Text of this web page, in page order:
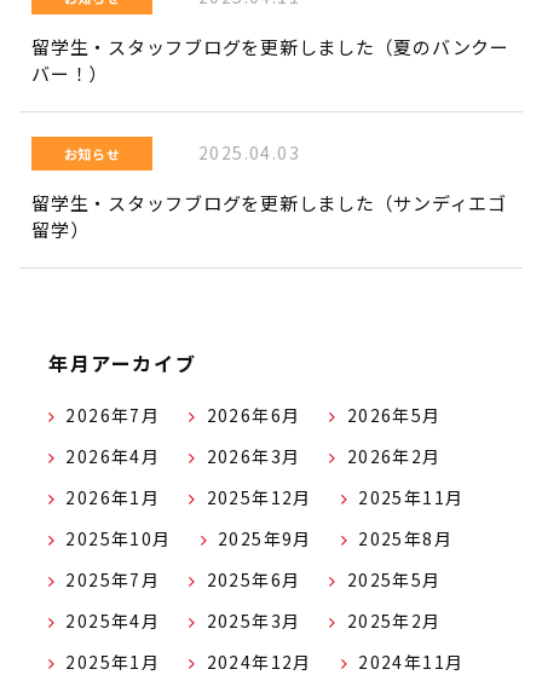
留学生・スタッフブログを更新しました（夏のバンクー
バー！）
お知らせ 2025.04.03
留学生・スタッフブログを更新しました（サンディエゴ
留学）
年月アーカイブ
2026年7月 2026年6月
2026年5月
2026年4月
2026年3月
2026年2月
2026年1月
2025年12月
2025年11月
2025年10月
2025年9月
2025年8月
2025年7月
2025年6月
2025年5月
2025年4月
2025年3月
2025年2月
2025年1月
2024年12月
2024年11月